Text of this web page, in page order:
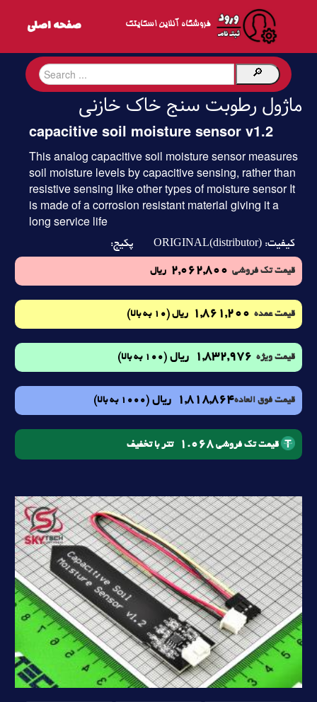
فروشگاه آنلاین اسکایتک
ماژول رطوبت سنج خاک خازنی
capacitive soil moisture sensor v1.2
This analog capacitive soil moisture sensor measures
soil moisture levels by capacitive sensing, rather than
resistive sensing like other types of moisture sensor It
is made of a corrosion resistant material giving it a
long service life
کیفیت: ORIGINAL(distributor) پکیج:
قیمت تک فروشی 2,062,800 ریال
قیمت عمده 1,861,200 ریال (10 به بالا)
قیمت ویژه 1,832,976 ریال (100 به بالا)
قیمت فوق العاده1,818,864 ریال (1000 به بالا)
قیمت تک فروشی 1.068 تتر با تخفیف